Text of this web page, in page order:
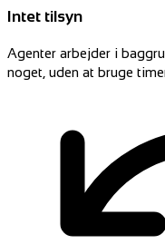
Intet tilsyn
Agenter arbejder i
noget, uden at bruge